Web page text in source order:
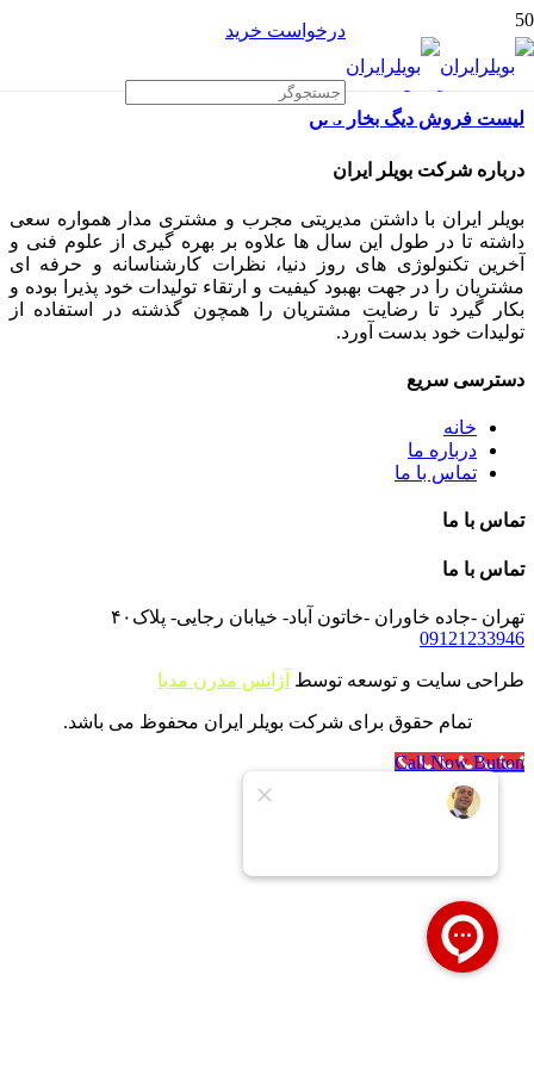
درخواست خرید
لیست فروش دیگ بخار 3 تن
درباره شرکت بویلر ایران
بویلر ایران با داشتن مدیریتی مجرب و مشتری مدار همواره سعی
داشته تا در طول این سال ها علاوه بر بهره گیری از علوم فنی و
آخرین تکنولوژی های روز دنیا، نظرات کارشناسانه و حرفه ای
مشتریان را در جهت بهبود کیفیت و ارتقاء تولیدات خود پذیرا بوده و
بکار گیرد تا رضایت مشتریان را همچون گذشته در استفاده از
تولیدات خود بدست آورد.
دسترسی سریع
خانه
درباره ما
تماس با ما
تماس با ما
تماس با ما
تهران -جاده خاوران -خاتون آباد- خیابان رجایی- پلاک۴۰
09121233946
طراحی سایت و توسعه توسط آژانس مدرن مدیا
تمام حقوق برای شرکت بویلر ایران محفوظ می باشد.
Call Now Button